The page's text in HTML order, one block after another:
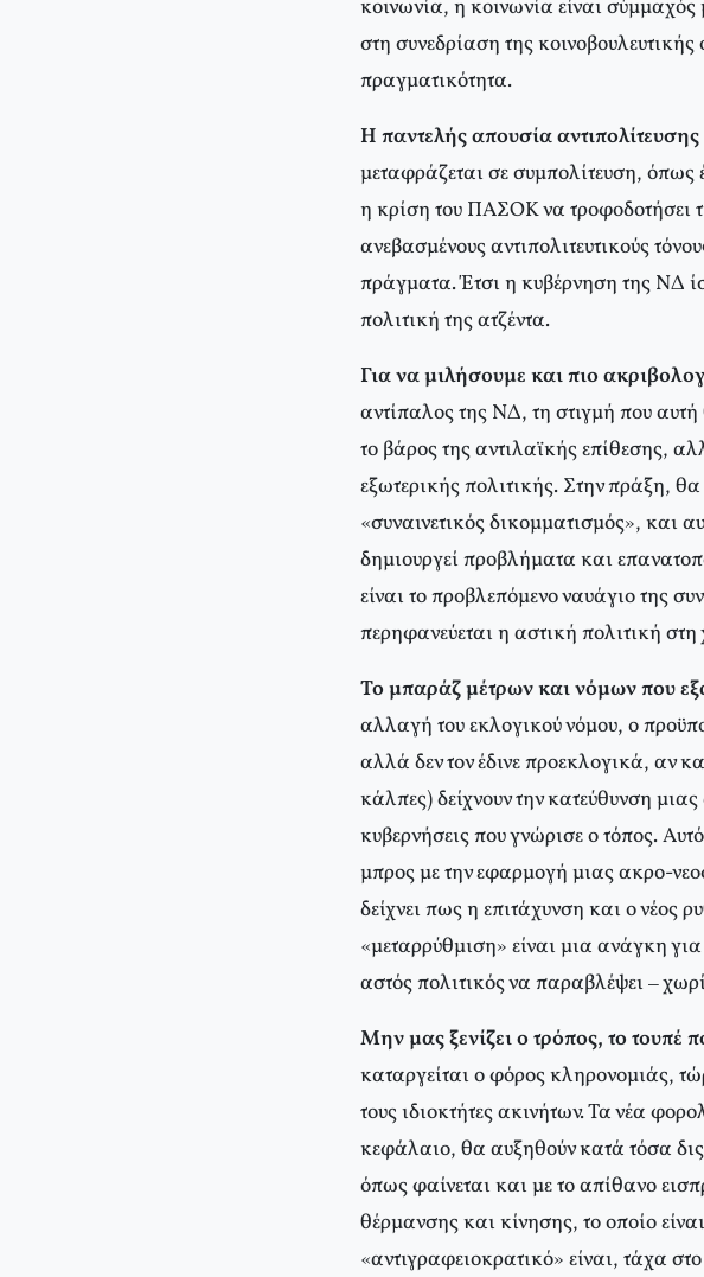
κοινωνία, η κοινωνία είναι σύμμαχός
στη συνεδρίαση της
πραγματικότητα.
Η παντελής απουσία
μεταφράζεται σε συμπολίτευση, όπως
η κρίση του ΠΑΣΟΚ να τροφοδοτήσει
ανεβασμένους αντιπολιτευτικούς
πράγματα. Έτσι η κυβέρνηση της ΝΔ
πολιτική της ατζέντα.
Για να μιλήσουμε και πιο
αντίπαλος της ΝΔ, τη στιγμή που
το βάρος της αντιλαϊκής επίθεσης,
εξωτερικής πολιτικής. Στην πράξη,
«συναινετικός δικομματισμός»,
δημιουργεί προβλήματα και
είναι το προβλεπόμενο ναυάγιο της
περηφανεύεται η αστική πολιτική
Το μπαράζ μέτρων και νόμων που
αλλαγή του εκλογικού νόμου, ο
αλλά δεν τον έδινε προεκλογικά, αν
κάλπες) δείχνουν την κατεύθυνση
κυβερνήσεις που γνώρισε ο τόπος.
μπρος με την εφαρμογή μιας ακρο-
δείχνει πως η επιτάχυνση και ο νέος
«μεταρρύθμιση» είναι μια ανάγκη
αστός πολιτικός να παραβλέψει –
Μην μας ξενίζει ο τρόπος, το τουπέ
καταργείται ο φόρος κληρονομιάς,
τους ιδιοκτήτες ακινήτων. Τα νέα
κεφάλαιο, θα αυξηθούν κατά τόσα
όπως φαίνεται και με το απίθανο
θέρμανσης και κίνησης, το οποίο
«αντιγραφειοκρατικό» είναι, τάχα